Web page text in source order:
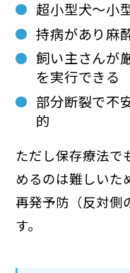
超小型犬〜小
持病があり麻
飼い主さんが
を実行できる
部分断裂で不
的
ただし保存療法で
めるのは難しいた
再発予防（反対側
す。